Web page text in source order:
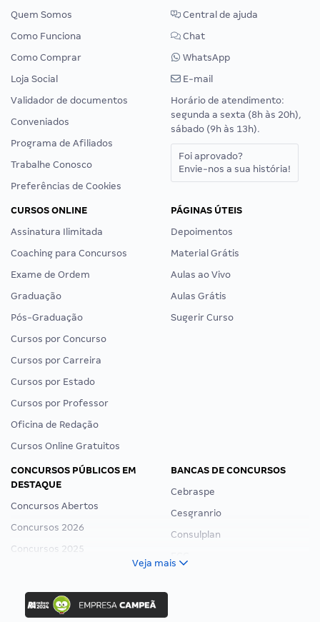
Quem Somos
Como Funciona
Como Comprar
Loja Social
Validador de documentos
Conveniados
Programa de Afiliados
Trabalhe Conosco
Preferências de Cookies
Central de ajuda
Chat
WhatsApp
E-mail
Horário de atendimento:
segunda a sexta (8h às 20h),
sábado (9h às 13h).
Foi aprovado?
Envie-nos a sua história!
CURSOS ONLINE
Assinatura Ilimitada
Coaching para Concursos
Exame de Ordem
Graduação
Pós-Graduação
Cursos por Concurso
Cursos por Carreira
Cursos por Estado
Cursos por Professor
Oficina de Redação
Cursos Online Gratuitos
PÁGINAS ÚTEIS
Depoimentos
Material Grátis
Aulas ao Vivo
Aulas Grátis
Sugerir Curso
CONCURSOS PÚBLICOS EM
DESTAQUE
Concursos Abertos
Concursos 2026
Concursos 2025
Concurso Ibama
Concurso MPU
BANCAS DE CONCURSOS
Cebraspe
Cesgranrio
Consulplan
Veja mais